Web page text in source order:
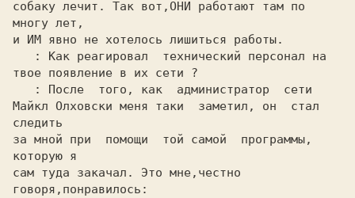
собаку лечит. Так вот,ОНИ работают там по
многу лет,
и ИМ явно не хотелось лишиться работы.
: Как реагировал  технический персонал на
твое появление в их сети ?
: После  того, как  администратор  сети
Майкл Олховски меня таки  заметил, он  стал
следить
за мной при  помощи  той самой  программы,
которую я
сам туда закачал. Это мне,честно
говоря,понравилось: